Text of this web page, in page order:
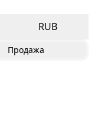
RUB
Продажа